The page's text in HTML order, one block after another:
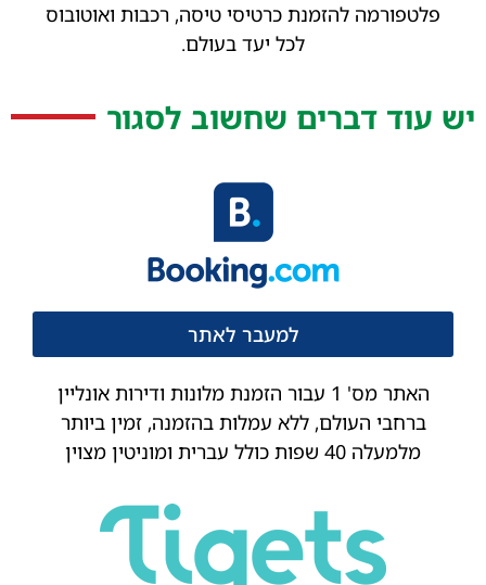
פלטפורמה להזמנת כרטיסי טיסה, רכבות ואוטובוס
לכל יעד בעולם.
יש עוד דברים שחשוב לסגור
למעבר לאתר
האתר מס' 1 עבור הזמנת מלונות ודירות אונליין
ברחבי העולם, ללא עמלות בהזמנה, זמין ביותר
מלמעלה 40 שפות כולל עברית ומוניטין מצוין